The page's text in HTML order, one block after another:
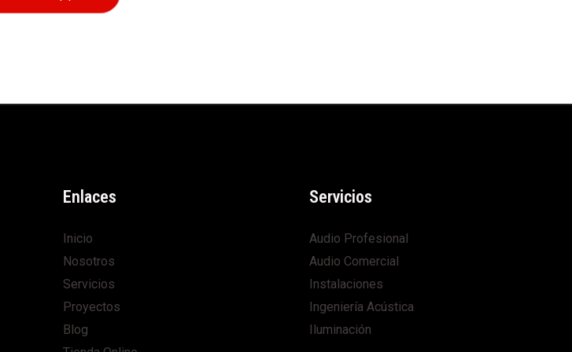
Enlaces
Inicio
Nosotros
Servicios
Proyectos
Blog
Servicios
Audio Profesional
Audio Comercial
Instalaciones
Ingeniería Acústica
Iluminación